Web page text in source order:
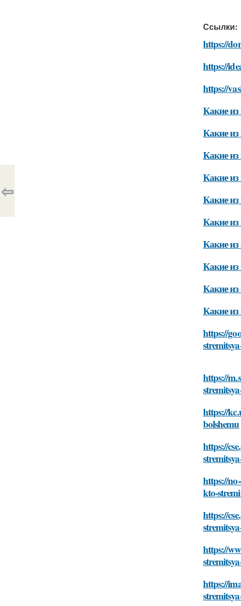
Ссылки:
https://
https://
https://
Какие
Какие
Какие
Какие
Какие из
Какие
Какие
Какие
Какие из
Какие из
https://
https://
https://
bolshemu
https://
https://
kto-
https://
https://
https://
⇦